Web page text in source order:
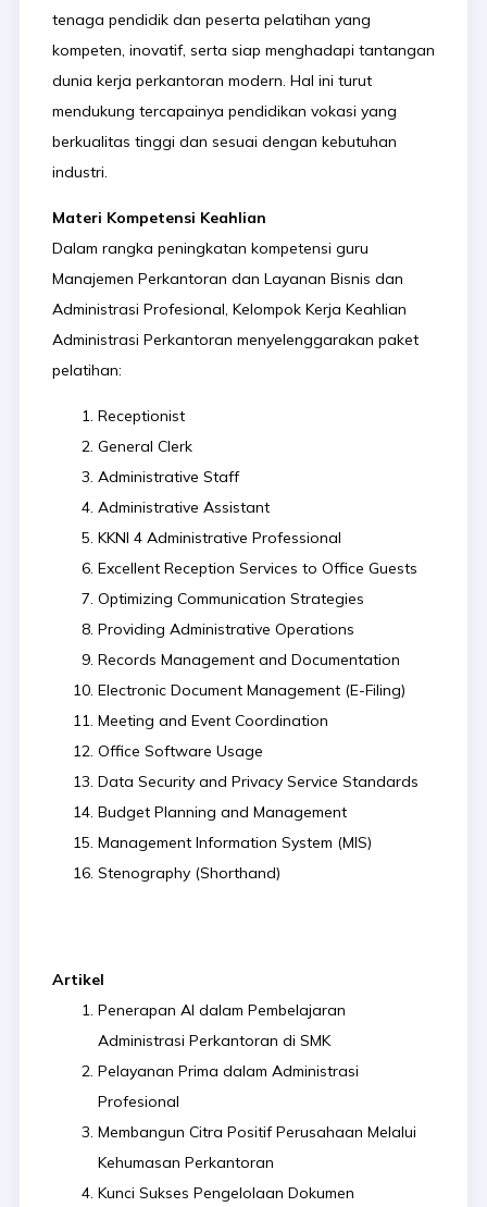
tenaga pendidik dan peserta pelatihan yang
kompeten, inovatif, serta siap menghadapi tantangan
dunia kerja perkantoran modern. Hal ini turut
mendukung tercapainya pendidikan vokasi yang
berkualitas tinggi dan sesuai dengan kebutuhan
industri.
Materi Kompetensi Keahlian
Dalam rangka peningkatan kompetensi guru
Manajemen Perkantoran dan Layanan Bisnis dan
Administrasi Profesional, Kelompok Kerja Keahlian
Administrasi Perkantoran menyelenggarakan paket
pelatihan:
Receptionist
General Clerk
Administrative Staff
Administrative Assistant
KKNI 4 Administrative Professional
Excellent Reception Services to Office Guests
Optimizing Communication Strategies
Providing Administrative Operations
Records Management and Documentation
Electronic Document Management (E-Filing)
Meeting and Event Coordination
Office Software Usage
Data Security and Privacy Service Standards
Budget Planning and Management
Management Information System (MIS)
Stenography (Shorthand)
Artikel
Penerapan AI dalam Pembelajaran
Administrasi Perkantoran di SMK
Pelayanan Prima dalam Administrasi
Profesional
Membangun Citra Positif Perusahaan Melalui
Kehumasan Perkantoran
Kunci Sukses Pengelolaan Dokumen